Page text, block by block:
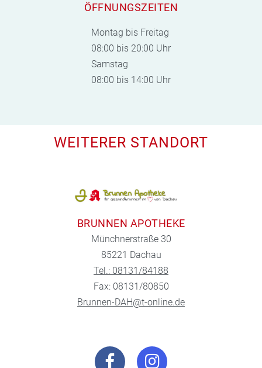
ÖFFNUNGSZEITEN
Montag bis Freitag
08:00 bis 20:00 Uhr
Samstag
08:00 bis 14:00 Uhr
WEITERER STANDORT
BRUNNEN APOTHEKE
Münchnerstraße 30
85221 Dachau
Tel.: 08131/84188
Fax: 08131/80850
Brunnen-DAH@t-online.de